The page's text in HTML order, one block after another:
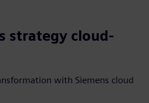
strategy cloud-
with Siemens cloud